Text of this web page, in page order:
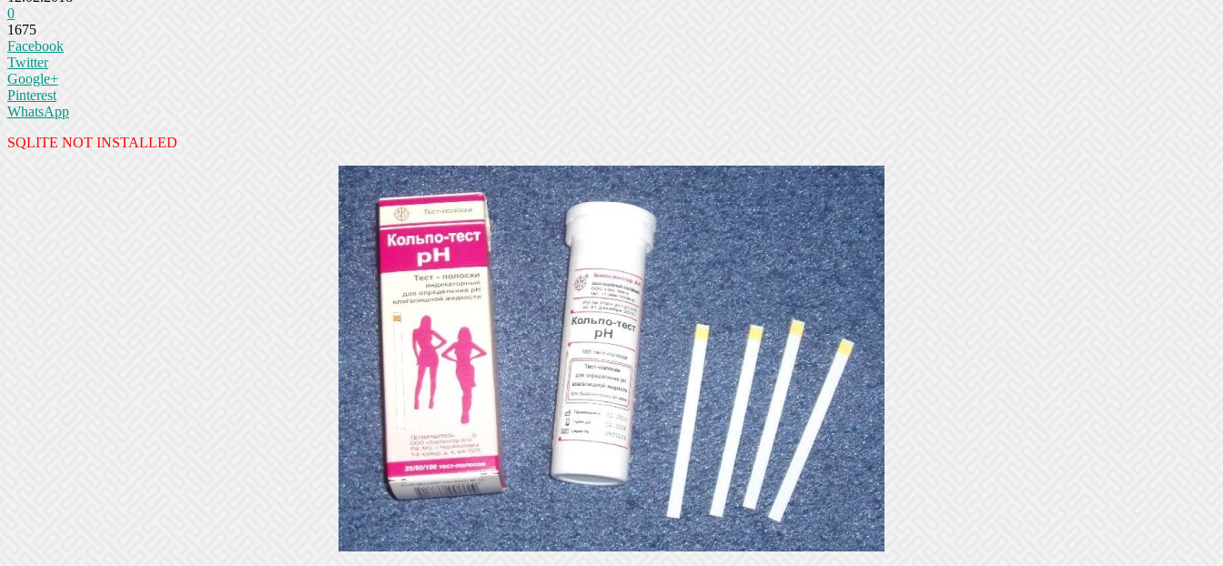
0
1675
Facebook
Twitter
Google+
Pinterest
WhatsApp
SQLITE NOT INSTALLED